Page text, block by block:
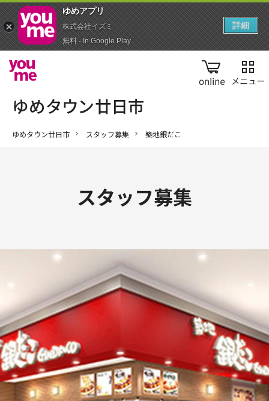
online
ゆめタウン廿日市 スタッフ募集 築地銀だこ
スタッフ募集
ゆめアプ‪リ‬
株式会社イズミ
無料 - In Google Play
詳細